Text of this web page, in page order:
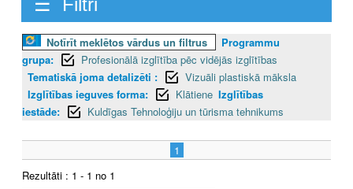
Notīrīt meklētos vārdus un filtrus
Programmu
grupa:
Profesionālā izglītība pēc vidējās izglītības
Tematiskā joma detalizēti :
Vizuāli plastiskā māksla
Izglītības ieguves forma:
Klātiene Izglītības
iestāde:
Kuldīgas Tehnoloģiju un tūrisma tehnikums
1
Rezultāti : 1 - 1 no 1